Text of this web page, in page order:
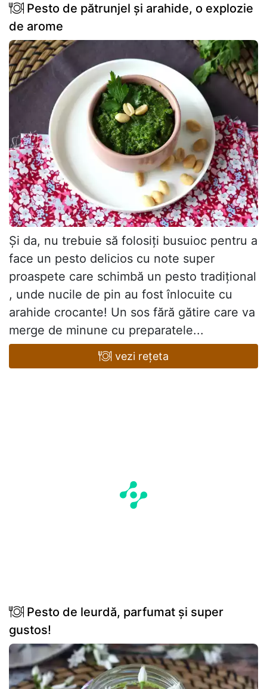
Pesto de pătrunjel și arahide, o explozie
de arome
Și da, nu trebuie să folosiți busuioc pentru a
face un pesto delicios cu note super
proaspete care schimbă un pesto tradițional
, unde nucile de pin au fost înlocuite cu
arahide crocante! Un sos fără gătire care va
merge de minune cu preparatele...
vezi rețeta
Pesto de leurdă, parfumat și super
gustos!